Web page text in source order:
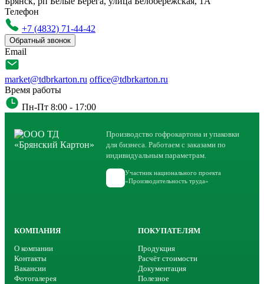
Телефон
+7 (4832) 71-44-42
Обратный звонок
Email
market@tdbrkarton.ru office@tdbrkarton.ru
Время работы
Пн-Пт 8:00 - 17:00
Производство гофрокартона и упаковки
для бизнеса. Работаем с заказами по
индивидуальным параметрам.
Участник национального проекта
«Производительность труда»
КОМПАНИЯ
О компании
Контакты
Вакансии
Фотогалерея
ПОКУПАТЕЛЯМ
Продукция
Расчёт стоимости
Документация
Полезное